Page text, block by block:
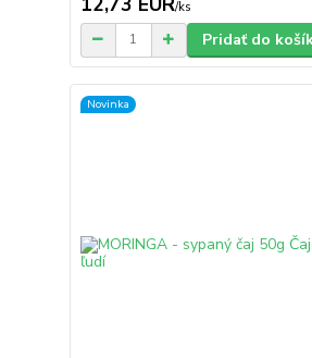
/ks
Pridať do
Novinka